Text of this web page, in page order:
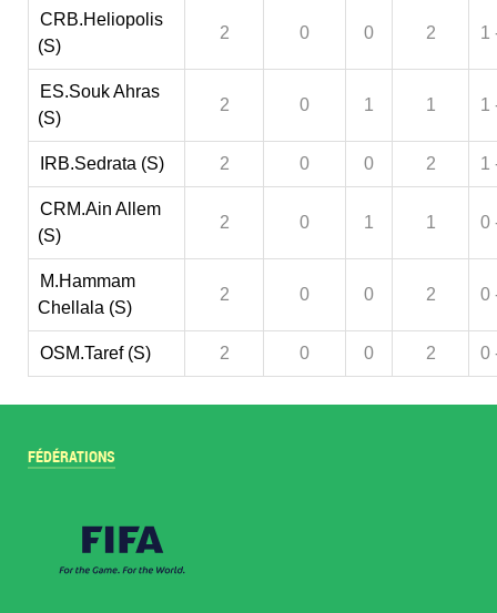
CRB.Heliopolis
(S)
2 0 0 2 1
ES.Souk Ahras
(S)
2 0 1 1 1
IRB.Sedrata (S) 2 0 0 2 1
CRM.Ain Allem
(S)
2 0 1 1 0
M.Hammam
Chellala (S)
2 0 0 2 0
OSM.Taref (S) 2 0 0 2 0
FÉDÉRATIONS